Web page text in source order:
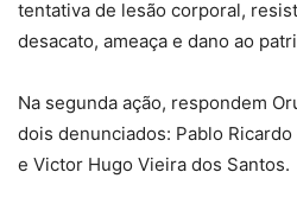
tentativa de lesão corporal,
desacato, ameaça e dano ao
Na segunda ação, respondem
dois denunciados: Pablo
e Victor Hugo Vieira dos Santos.